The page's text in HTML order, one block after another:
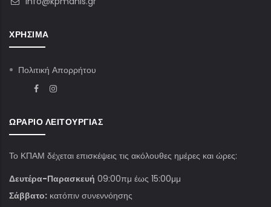
ΧΡΉΣΙΜΑ
Πολιτική Απορρήτου
ΩΡΆΡΙΟ ΛΕΙΤΟΥΡΓΊΑΣ
Το ΚΠΑΜ δέχεται επισκέψεις τις ακόλουθες ημέρες και ώρες:
Δευτέρα-Παρασκευή 09:00πμ έως 15:00μμ
Σάββατο: κατόπιν συνεννόησης